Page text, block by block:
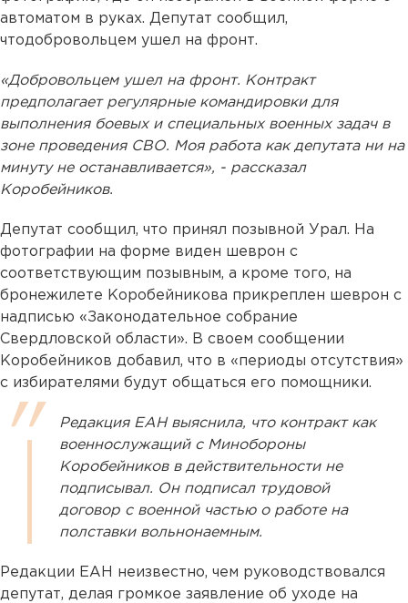
автоматом в руках. Депутат сообщил,
чтодобровольцем ушел на фронт.
«Добровольцем ушел на фронт. Контракт
предполагает регулярные командировки для
выполнения боевых и специальных военных задач в
зоне проведения СВО. Моя работа как депутата ни на
минуту не останавливается», - рассказал
Коробейников.
Депутат сообщил, что принял позывной Урал. На
фотографии на форме виден шеврон с
соответствующим позывным, а кроме того, на
бронежилете Коробейникова прикреплен шеврон с
надписью «Законодательное собрание
Свердловской области». В своем сообщении
Коробейников добавил, что в «периоды отсутствия»
с избирателями будут общаться его помощники.
Редакция ЕАН выяснила, что контракт как
военнослужащий с Минобороны
Коробейников в действительности не
подписывал. Он подписал трудовой
договор с военной частью о работе на
полставки вольнонаемным.
Редакции ЕАН неизвестно, чем руководствовался
депутат, делая громкое заявление об уходе на